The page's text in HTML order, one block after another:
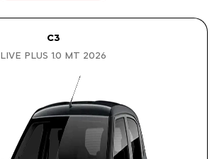
C3
LIVE PLUS 1.0 MT 2026